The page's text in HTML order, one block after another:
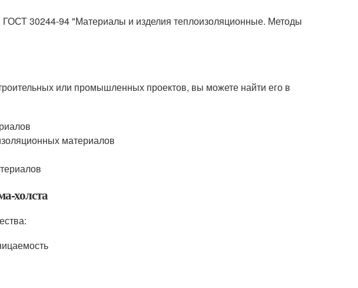
ГОСТ 30244-94 "Материалы и изделия теплоизоляционные. Методы
или промышленных проектов, вы можете найти его в
материалов
холста